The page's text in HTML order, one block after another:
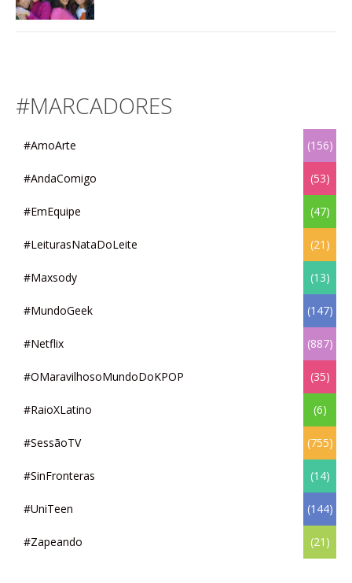
#MARCADORES
#AmoArte (156)
#AndaComigo (53)
#EmEquipe (47)
#LeiturasNataDoLeite (21)
#Maxsody (13)
#MundoGeek (147)
#Netflix (887)
#OMaravilhosoMundoDoKPOP (35)
#RaioXLatino (6)
#SessãoTV (755)
#SinFronteras (14)
#UniTeen (144)
#Zapeando (21)